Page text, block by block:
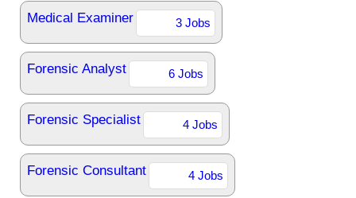
Medical Examiner 3 Jobs
Forensic Analyst 6 Jobs
Forensic Specialist 4 Jobs
Forensic Consultant 4 Jobs